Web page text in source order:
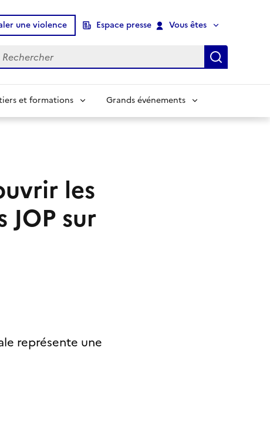
une violence Espace presse Vous êtes
Rechercher
et formations Grands événements
les
sur
représente une